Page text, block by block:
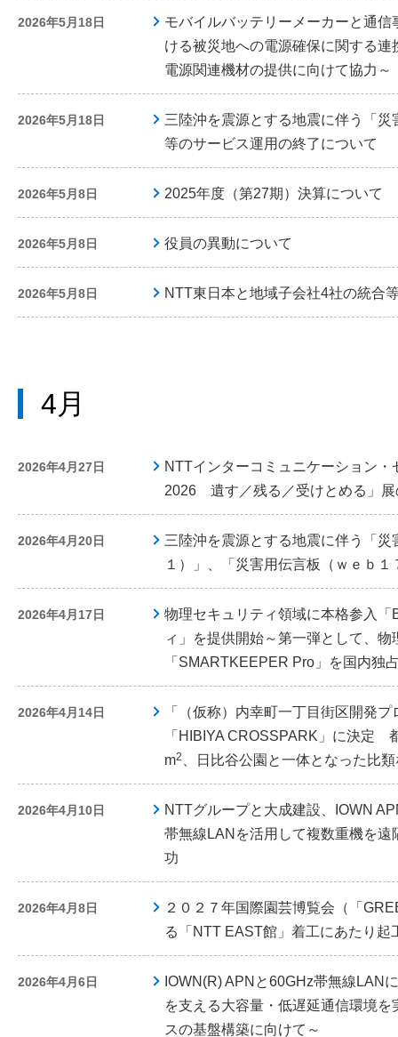
2026年5月18日
モバイルバッテリーメーカーと通
ける被災地への電源確保に関する
電源関連機材の提供に向けて協力～
2026年5月18日
三陸沖を震源とする地震に伴う「
等のサービス運用の終了について
2026年5月8日 2025年度（第27期）決算について
2026年5月8日 役員の異動について
2026年5月8日 NTT東日本と地域子会社4社の統合
4月
2026年4月27日
NTTインターコミュニケーション
2026 遺す／残る／受けとめる」展
2026年4月20日
三陸沖を震源とする地震に伴う「
１）」、「災害用伝言板（ｗｅｂ
2026年4月17日
物理セキュリティ領域に本格参入
ィ」を提供開始～第一弾として、物
「SMARTKEEPER Pro」を国内独
2026年4月14日
「（仮称）内幸町一丁目街区開発
「HIBIYA CROSSPARK」に決定
m2 、日比谷公園と一体となった比
2026年4月10日
NTTグループと大成建設、IOWN
帯無線LANを活用して複数重機を
功
2026年4月8日
２０２７年国際園芸博覧会（「
る「NTT EAST館」着工にあたり起
2026年4月6日
IOWN(R) APNと60GHz帯無線LAN
を支える大容量・低遅延通信環境
スの基盤構築に向けて～